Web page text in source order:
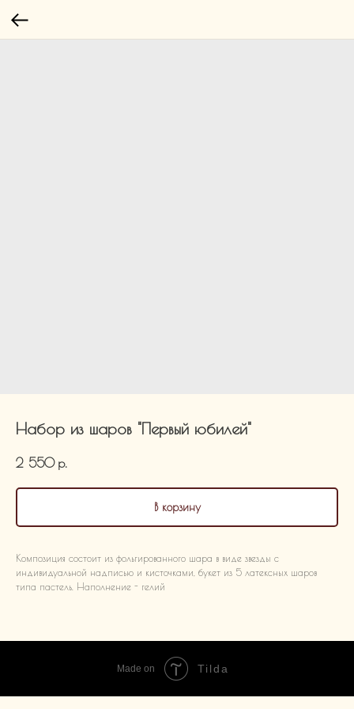
Набор из шаров "Первый юбилей"
2 550 р.
В корзину
Композиция состоит из фольгированного шара в виде звезды с
индивидуальной надписью и кисточками, букет из 5 латексных шаров
типа пастель. Наполнение - гелий
Made on Tilda